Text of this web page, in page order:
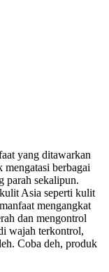
yang ditawarkan
berbagai
parah sekalipun.
Asia seperti kulit
mengangkat
dan mengontrol
wajah terkontrol,
Coba deh, produk